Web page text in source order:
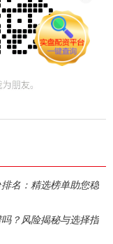
名：精选榜单助您稳
？风险揭秘与选择指